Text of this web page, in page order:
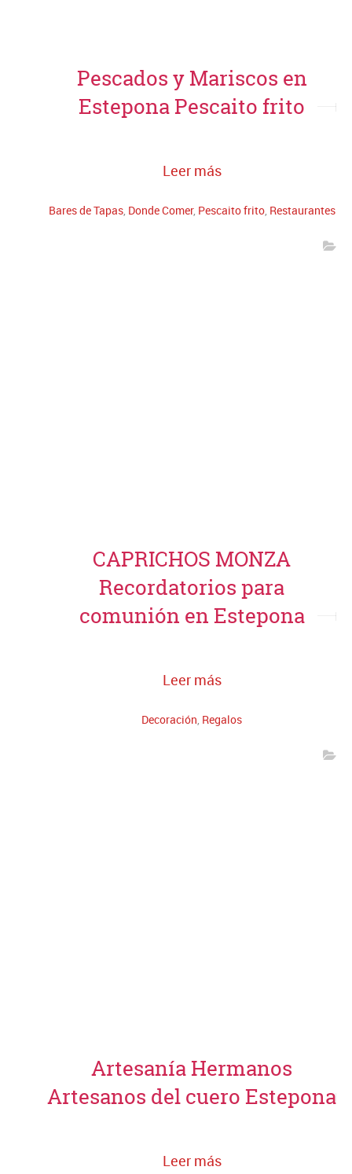
Pescados y Mariscos en
Estepona Pescaito frito
Leer más
Bares de Tapas, Donde Comer, Pescaito frito, Restaurantes
CAPRICHOS MONZA
Recordatorios para
comunión en Estepona
Leer más
Decoración, Regalos
Artesanía Hermanos
Artesanos del cuero Estepona
Leer más